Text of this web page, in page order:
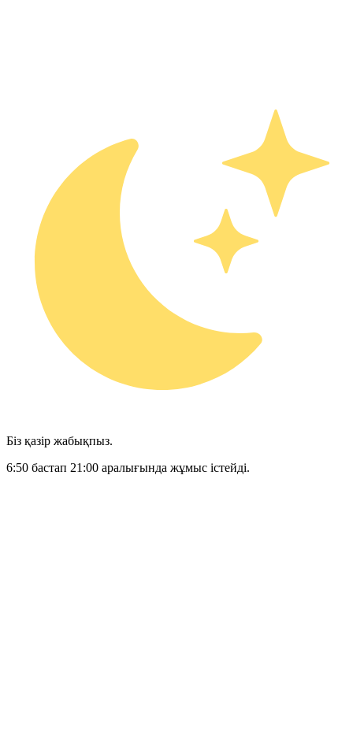
Біз қазір жабықпыз.
6:50 бастап 21:00 аралығында жұмыс істейді.